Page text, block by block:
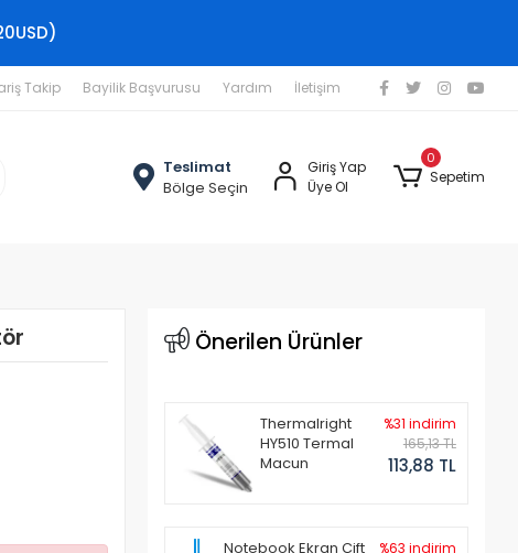
Takip Bayilik Başvurusu Yardım İletişim
Teslimat
Bölge Seçin
Giriş Yap
Üye Ol
0
Sepetim
Önerilen Ürünler
Thermalright
HY510 Termal
Macun
%31 indirim
165,13 TL
113,88 TL
Notebook Ekran Çift
%63 indirim